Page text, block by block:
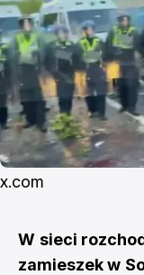
x.com
W sieci
zamieszek w